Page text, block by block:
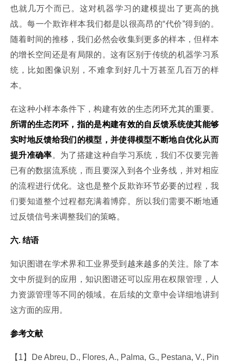
也就几万个而已。这对机器学习的建模提出了更高的挑
战。每一个欺诈样本我们都是以很高昂的“代价”得到的。
随着时间的推移，我们必然会收集到更多的样本，但样本
的增长空间还是有局限的。这有区别于传统的机器学习系
统，比如图像识别，不难拿到好几十万甚至几百万的样
本。
在这种小样本条件下，构建有效的生态闭环尤其的重要。
所谓的生态闭环，指的是构建有效的自反馈系统使其能够
实时地反馈给我们的模型，并使得模型不断地自优化从而
提升准确率。为了搭建这种自学习系统，我们不仅要完善
已有的数据流系统，而且要深入到各个业务线，并对相应
的流程进行优化。这也是整个反欺诈环节必要的过程，我
们要知道整个过程都充满着博弈。所以我们需要不断地通
过反馈信号来调整我们的策略。
六. 结语
知识图谱在学术界和工业界受到越来越多的关注。除了本
文中所提到的应用，知识图谱还可以应用在权限管理，人
力资源管理等不同的领域。在后续的文章中会详细地讲到
这方面的应用。
参考文献
【1】De Abreu, D., Flores, A., Palma, G., Pestana, V., Pin